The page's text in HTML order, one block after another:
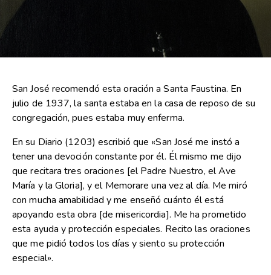
San José recomendó esta oración a Santa Faustina. En
julio de 1937, la santa estaba en la casa de reposo de su
congregación, pues estaba muy enferma.
En su Diario (1203) escribió que «San José me instó a
tener una devoción constante por él. Él mismo me dijo
que recitara tres oraciones [el Padre Nuestro, el Ave
María y la Gloria], y el Memorare una vez al día. Me miró
con mucha amabilidad y me enseñó cuánto él está
apoyando esta obra [de misericordia]. Me ha prometido
esta ayuda y protección especiales. Recito las oraciones
que me pidió todos los días y siento su protección
especial».